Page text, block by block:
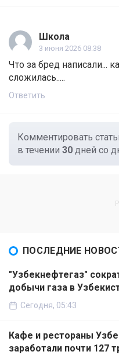
Школа
3 июня 2026 08:38
Что за бред написали...
сложилась.....
Ответить
Комментировать
в течении 30 дней со
ПОСЛЕДНИЕ
"Узбекнефтегаз"
добычи газа в
Сегодня, 05:43
Кафе и рестораны
заработали почти 127